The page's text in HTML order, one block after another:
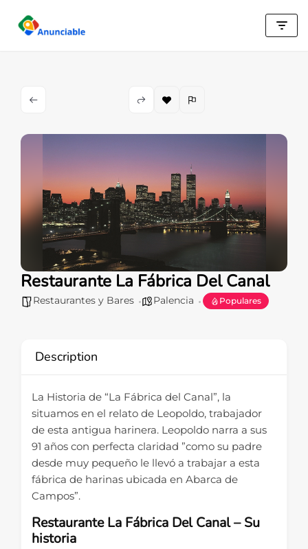
Saltar
Restaurante La Fábrica Del Canal
Restaurantes y Bares Palencia Populares
Description
La Historia de “La Fábrica del Canal”, la
situamos en el relato de Leopoldo, trabajador
de esta antigua harinera. Leopoldo narra a sus
91 años con perfecta claridad ”como su padre
desde muy pequeño le llevó a trabajar a esta
fábrica de harinas ubicada en Abarca de
Campos”.
Restaurante La Fábrica Del Canal – Su
historia